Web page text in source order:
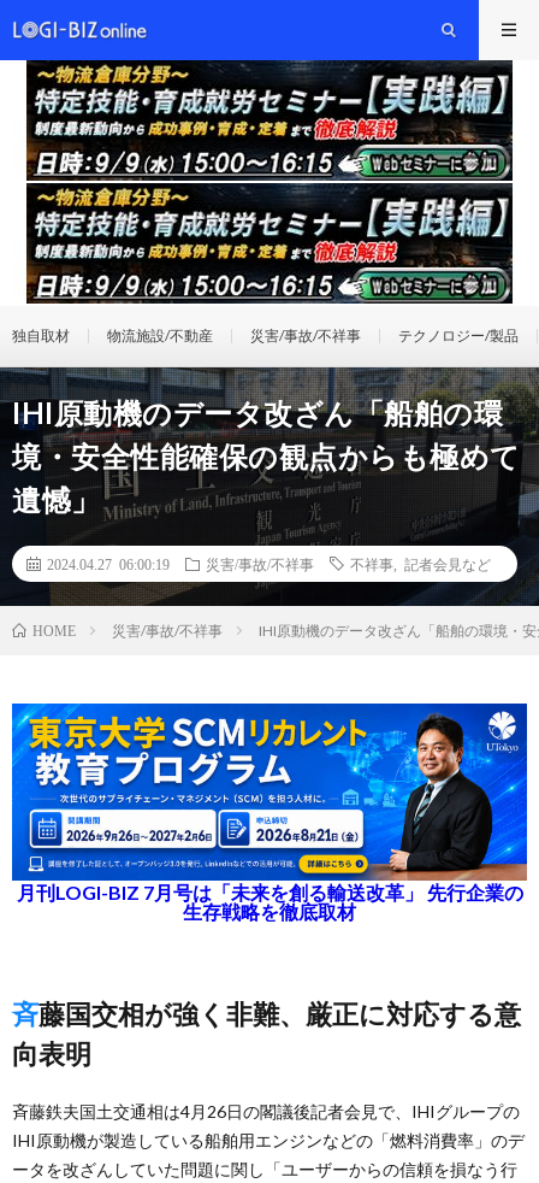
独自取材 物流施設/不動産 災害/事故/不祥事 テクノロジー/製品
IHI原動機のデータ改ざん「船舶の環
境・安全性能確保の観点からも極めて
遺憾」
2024.04.27 06:00:19 災害/事故/不祥事 不祥事 記者会見など
HOME 災害/事故/不祥事 IHI原動機のデータ改ざん「船舶の環境・
月刊LOGI-BIZ 7月号は「未来を創る輸送改革」 先行企業の
生存戦略を徹底取材
斉藤国交相が強く非難、厳正に対応する意
向表明
斉藤鉄夫国土交通相は4月26日の閣議後記者会見で、IHIグループの
IHI原動機が製造している船舶用エンジンなどの「燃料消費率」のデ
ータを改ざんしていた問題に関し「ユーザーからの信頼を損なう行